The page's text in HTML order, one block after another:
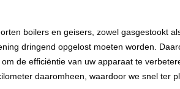
boilers en geisers, zowel gasgestookt
dringend opgelost moeten worden.
de efficiëntie van uw apparaat te
daaromheen, waardoor we snel ter